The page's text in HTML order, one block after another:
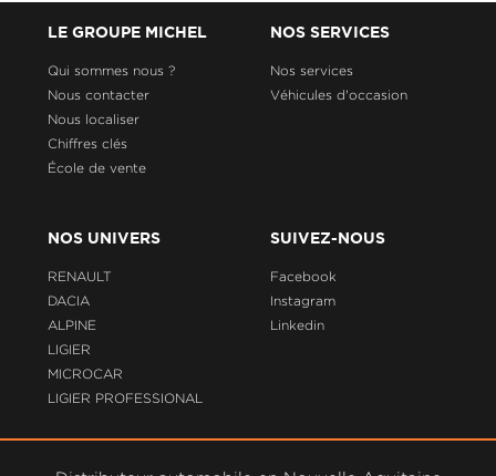
LE GROUPE MICHEL
Qui sommes nous ?
Nous contacter
Nous localiser
Chiffres clés
École de vente
NOS SERVICES
Nos services
Véhicules d'occasion
NOS UNIVERS
RENAULT
DACIA
ALPINE
LIGIER
MICROCAR
LIGIER PROFESSIONAL
SUIVEZ-NOUS
Facebook
Instagram
Linkedin